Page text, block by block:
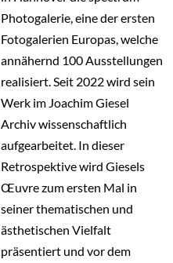
Photogalerie, eine der ersten
Fotogalerien Europas, welche
annähernd 100 Ausstellungen
realisiert. Seit 2022 wird sein
Werk im Joachim Giesel
Archiv wissenschaftlich
aufgearbeitet. In dieser
Retrospektive wird Giesels
Œuvre zum ersten Mal in
seiner thematischen und
ästhetischen Vielfalt
präsentiert und vor dem